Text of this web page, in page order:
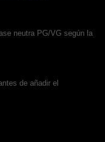
neutra PG/VG según la
de añadir el